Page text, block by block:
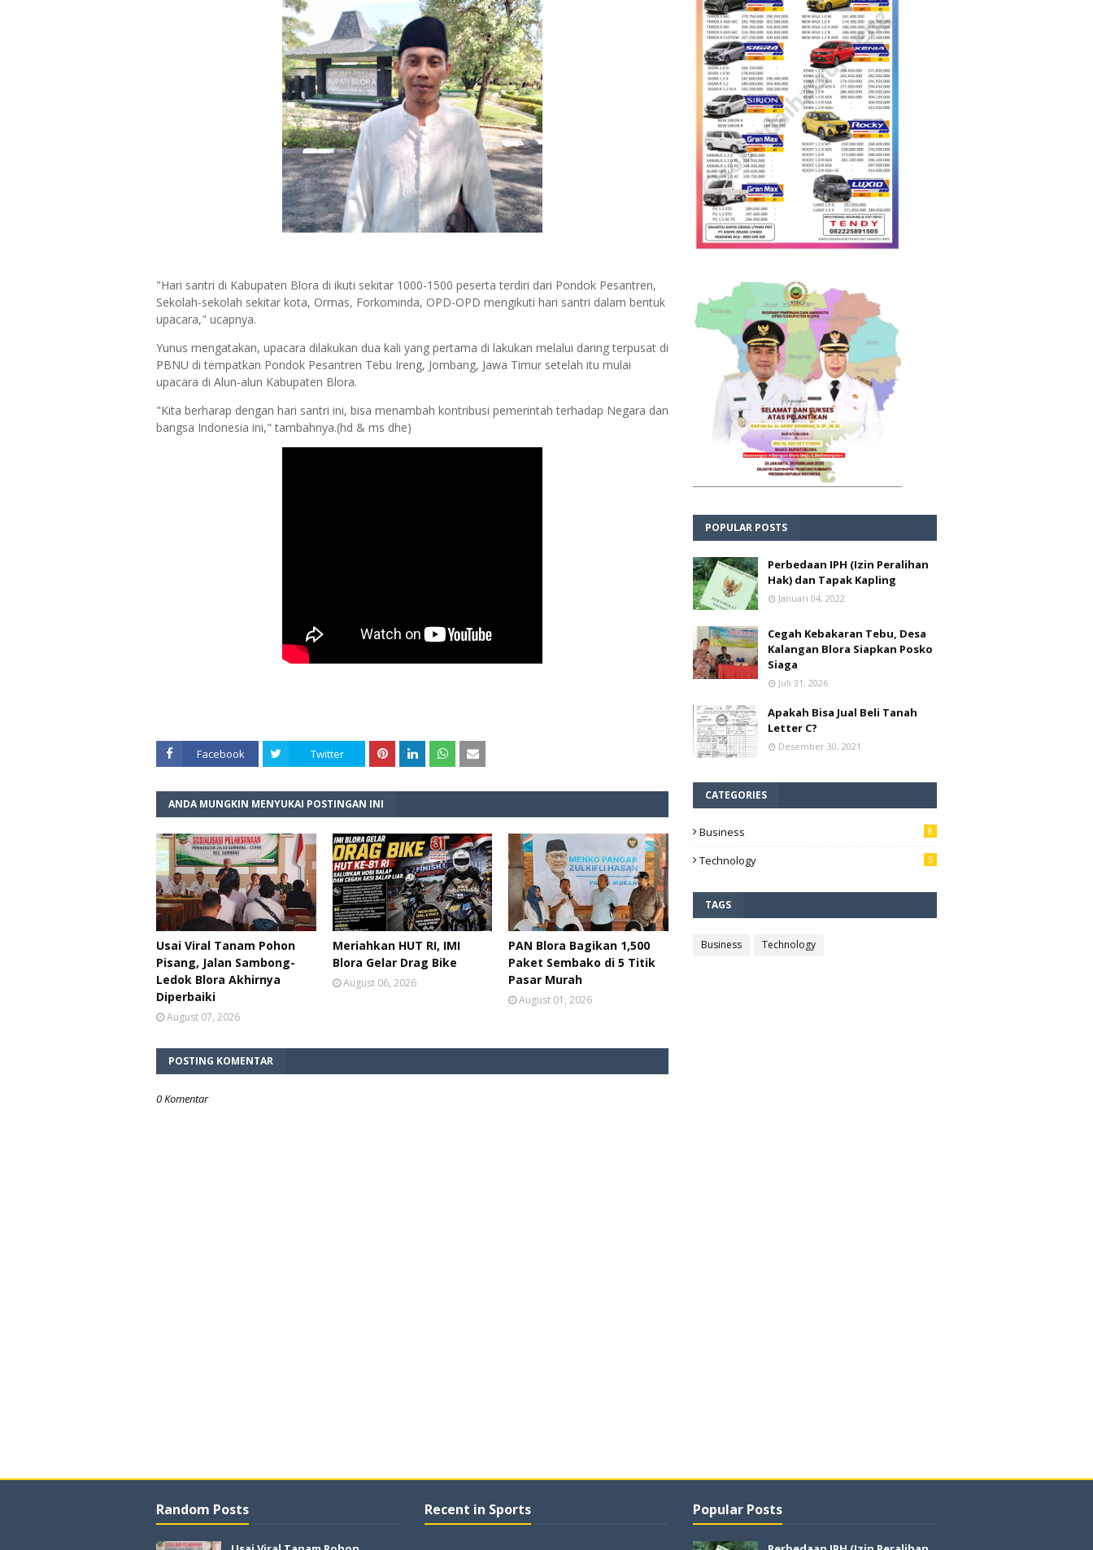
"Hari santri di Kabupaten Blora di ikuti sekitar 1000-1500 peserta terdiri dari Pondok Pesantren,
Sekolah-sekolah sekitar kota, Ormas, Forkominda, OPD-OPD mengikuti hari santri dalam bentuk
upacara," ucapnya.
Yunus mengatakan, upacara dilakukan dua kali yang pertama di lakukan melalui daring terpusat di
PBNU di tempatkan Pondok Pesantren Tebu Ireng, Jombang, Jawa Timur setelah itu mulai
upacara di Alun-alun Kabupaten Blora.
"Kita berharap dengan hari santri ini, bisa menambah kontribusi pemerintah terhadap Negara dan
bangsa Indonesia ini," tambahnya.(hd & ms dhe)
Facebook Twitter
ANDA MUNGKIN MENYUKAI POSTINGAN INI
Usai Viral Tanam Pohon
Pisang, Jalan Sambong-
Ledok Blora Akhirnya
Diperbaiki
August 07, 2026
Meriahkan HUT RI, IMI
Blora Gelar Drag Bike
August 06, 2026
PAN Blora Bagikan 1,500
Paket Sembako di 5 Titik
Pasar Murah
August 01, 2026
POSTING KOMENTAR
0 Komentar
POPULAR POSTS
Perbedaan IPH (Izin Peralihan
Hak) dan Tapak Kapling
Januari 04, 2022
Cegah Kebakaran Tebu, Desa
Kalangan Blora Siapkan Posko
Siaga
Juli 31, 2026
Apakah Bisa Jual Beli Tanah
Letter C?
Desember 30, 2021
CATEGORIES
Business 8
Technology 5
TAGS
Business Technology
Random Posts Recent in Sports Popular Posts